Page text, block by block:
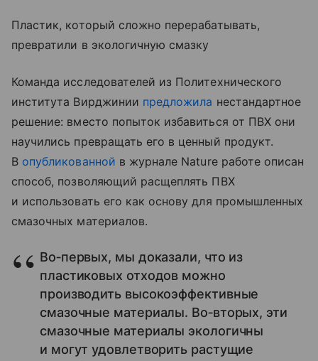
Пластик, который сложно перерабатывать,
превратили в экологичную смазку
Команда исследователей из Политехнического
института Вирджинии предложила нестандартное
решение: вместо попыток избавиться от ПВХ они
научились превращать его в ценный продукт.
В опубликованной в журнале Nature работе описан
способ, позволяющий расщеплять ПВХ
и использовать его как основу для промышленных
смазочных материалов.
Во‑первых, мы доказали, что из
пластиковых отходов можно
производить высокоэффективные
смазочные материалы. Во‑вторых, эти
смазочные материалы экологичны
и могут удовлетворить растущие